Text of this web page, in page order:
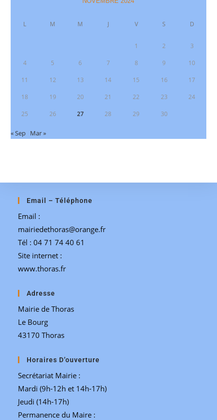
L M M J V S D
1 2 3
4 5 6 7 8 9 10
11 12 13 14 15 16 17
18 19 20 21 22 23 24
25 26 27 28 29 30
« Sep Mar »
Email – Téléphone
Email :
mairiedethoras@orange.fr
Tél : 04 71 74 40 61
Site internet :
www.thoras.fr
Adresse
Mairie de Thoras
Le Bourg
43170 Thoras
Horaires D’ouverture
Secrétariat Mairie :
Mardi (9h-12h et 14h-17h)
Jeudi (14h-17h)
Permanence du Maire :